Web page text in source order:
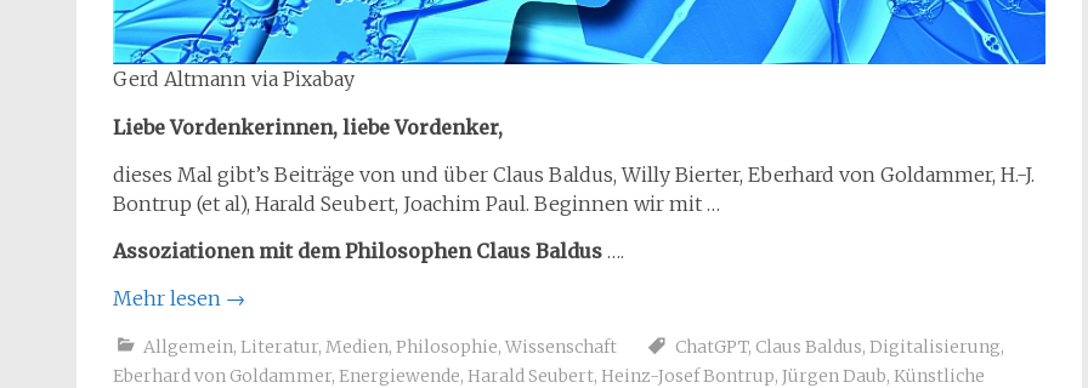
Gerd Altmann via Pixabay
Liebe Vordenkerinnen, liebe Vordenker,
dieses Mal gibt’s Beiträge von und über Claus Baldus, Willy Bierter, Eberhard von Goldammer, H.-J.
Bontrup (et al), Harald Seubert, Joachim Paul. Beginnen wir mit …
Assoziationen mit dem Philosophen Claus Baldus ….
Mehr lesen →
Allgemein, Literatur, Medien, Philosophie, Wissenschaft ChatGPT, Claus Baldus, Digitalisierung,
Eberhard von Goldammer, Energiewende, Harald Seubert, Heinz-Josef Bontrup, Jürgen Daub, Künstliche